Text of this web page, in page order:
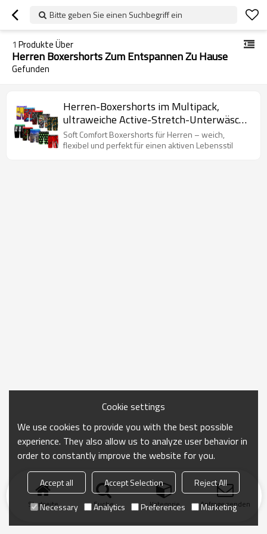
Bitte geben Sie einen Suchbegriff ein
1 Produkte Über
Herren Boxershorts Zum Entspannen Zu Hause
Gefunden
Herren-Boxershorts im Multipack,
ultraweiche Active-Stretch-Unterwäsche
| Atmungsaktives,
feuchtigkeitsableitendes Material |
Soft Comfort Boxershorts für Herren – weich,
flexibel und perfekt für einen aktiven Lebensstil
Startseite Suche Kategorie Anfrage senden
Cookie settings
We use cookies to provide you with the best possible
experience. They also allow us to analyze user behavior in
order to constantly improve the website for you.
Accept all Accept Selection
Reject All
Necessary
Analytics Preferences Marketing